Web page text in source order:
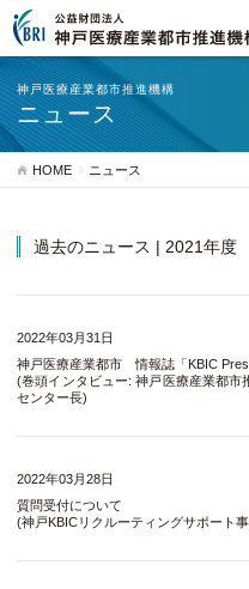
神戸医療産業都市推進機構
ニュース
HOME ニュース
過去のニュース | 2021年度
2022年03月31日
神戸医療産業都市 情報誌「KBIC
(巻頭インタビュー: 神戸医療産業都
センター長)
2022年03月28日
質問受付について
(神戸KBICリクルーティングサポート